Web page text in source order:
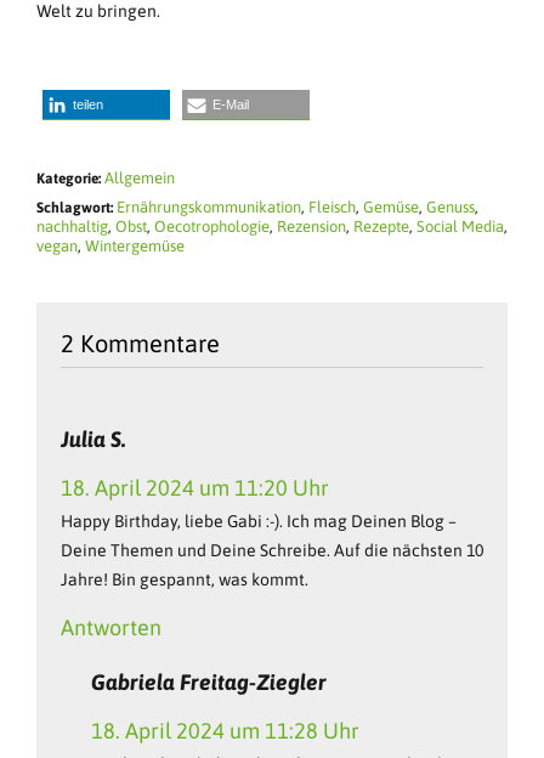
Welt zu bringen.
teilen E-Mail
Kategorie: Allgemein
Schlagwort: Ernährungskommunikation, Fleisch, Gemüse, Genuss,
nachhaltig, Obst, Oecotrophologie, Rezension, Rezepte, Social Media,
vegan, Wintergemüse
2 Kommentare
Julia S.
18. April 2024 um 11:20 Uhr
Happy Birthday, liebe Gabi :-). Ich mag Deinen Blog –
Deine Themen und Deine Schreibe. Auf die nächsten 10
Jahre! Bin gespannt, was kommt.
Antworten
Gabriela Freitag-Ziegler
18. April 2024 um 11:28 Uhr